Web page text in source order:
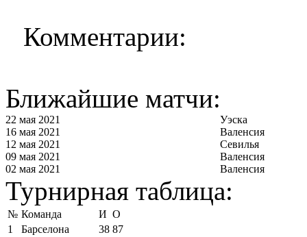
Комментарии:
Ближайшие матчи:
22 мая 2021
Уэска
16 мая 2021
Валенсия
12 мая 2021
Севилья
09 мая 2021
Валенсия
02 мая 2021
Валенсия
Турнирная таблица:
№ Команда И О
1
Барселона 38 87